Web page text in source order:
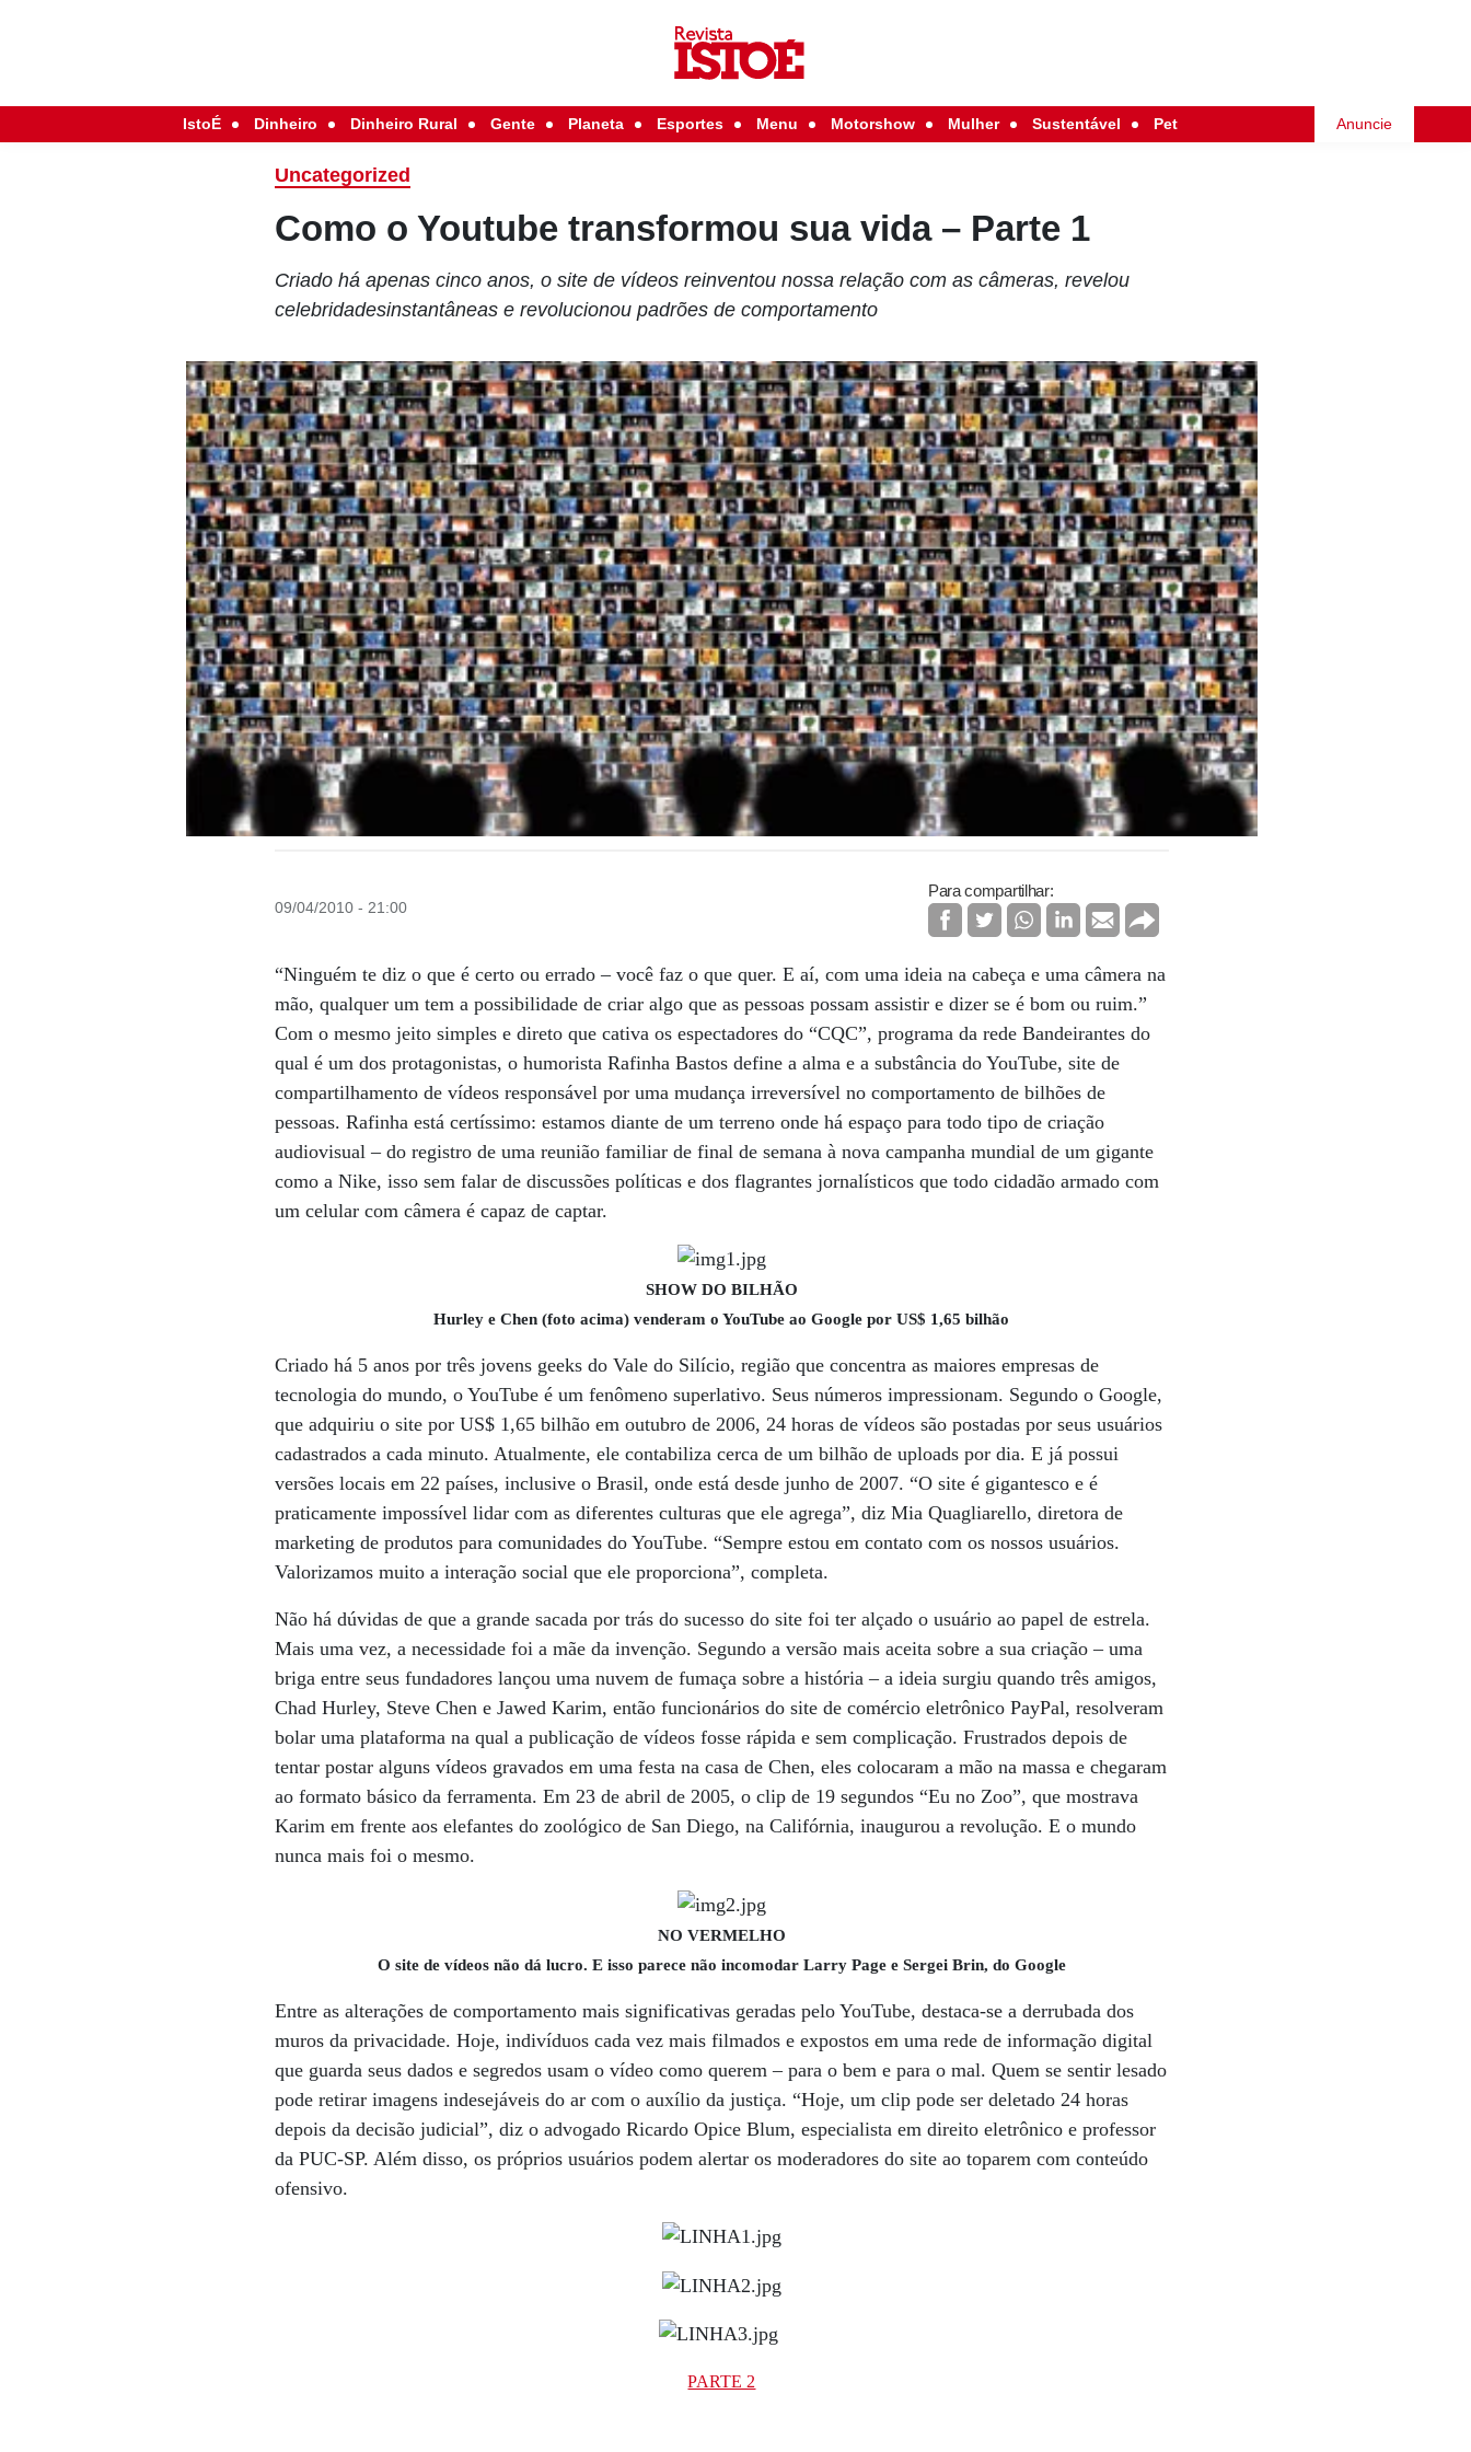
IstoÉ Dinheiro Dinheiro Rural Gente Planeta Esportes Menu Motorshow Mulher Sustentável Pet Anuncie
Uncategorized
Como o Youtube transformou sua vida – Parte 1
Criado há apenas cinco anos, o site de vídeos reinventou nossa relação com as câmeras, revelou
celebridadesinstantâneas e revolucionou padrões de comportamento
09/04/2010 - 21:00
Para compartilhar:
“Ninguém te diz o que é certo ou errado – você faz o que quer. E aí, com uma ideia na cabeça e uma câmera na
mão, qualquer um tem a possibilidade de criar algo que as pessoas possam assistir e dizer se é bom ou ruim.”
Com o mesmo jeito simples e direto que cativa os espectadores do “CQC”, programa da rede Bandeirantes do
qual é um dos protagonistas, o humorista Rafinha Bastos define a alma e a substância do YouTube, site de
compartilhamento de vídeos responsável por uma mudança irreversível no comportamento de bilhões de
pessoas. Rafinha está certíssimo: estamos diante de um terreno onde há espaço para todo tipo de criação
audiovisual – do registro de uma reunião familiar de final de semana à nova campanha mundial de um gigante
como a Nike, isso sem falar de discussões políticas e dos flagrantes jornalísticos que todo cidadão armado com
um celular com câmera é capaz de captar.
SHOW DO BILHÃO
Hurley e Chen (foto acima) venderam o YouTube ao Google por US$ 1,65 bilhão
Criado há 5 anos por três jovens geeks do Vale do Silício, região que concentra as maiores empresas de
tecnologia do mundo, o YouTube é um fenômeno superlativo. Seus números impressionam. Segundo o Google,
que adquiriu o site por US$ 1,65 bilhão em outubro de 2006, 24 horas de vídeos são postadas por seus usuários
cadastrados a cada minuto. Atualmente, ele contabiliza cerca de um bilhão de uploads por dia. E já possui
versões locais em 22 países, inclusive o Brasil, onde está desde junho de 2007. “O site é gigantesco e é
praticamente impossível lidar com as diferentes culturas que ele agrega”, diz Mia Quagliarello, diretora de
marketing de produtos para comunidades do YouTube. “Sempre estou em contato com os nossos usuários.
Valorizamos muito a interação social que ele proporciona”, completa.
Não há dúvidas de que a grande sacada por trás do sucesso do site foi ter alçado o usuário ao papel de estrela.
Mais uma vez, a necessidade foi a mãe da invenção. Segundo a versão mais aceita sobre a sua criação – uma
briga entre seus fundadores lançou uma nuvem de fumaça sobre a história – a ideia surgiu quando três amigos,
Chad Hurley, Steve Chen e Jawed Karim, então funcionários do site de comércio eletrônico PayPal, resolveram
bolar uma plataforma na qual a publicação de vídeos fosse rápida e sem complicação. Frustrados depois de
tentar postar alguns vídeos gravados em uma festa na casa de Chen, eles colocaram a mão na massa e chegaram
ao formato básico da ferramenta. Em 23 de abril de 2005, o clip de 19 segundos “Eu no Zoo”, que mostrava
Karim em frente aos elefantes do zoológico de San Diego, na Califórnia, inaugurou a revolução. E o mundo
nunca mais foi o mesmo.
NO VERMELHO
O site de vídeos não dá lucro. E isso parece não incomodar Larry Page e Sergei Brin, do Google
Entre as alterações de comportamento mais significativas geradas pelo YouTube, destaca-se a derrubada dos
muros da privacidade. Hoje, indivíduos cada vez mais filmados e expostos em uma rede de informação digital
que guarda seus dados e segredos usam o vídeo como querem – para o bem e para o mal. Quem se sentir lesado
pode retirar imagens indesejáveis do ar com o auxílio da justiça. “Hoje, um clip pode ser deletado 24 horas
depois da decisão judicial”, diz o advogado Ricardo Opice Blum, especialista em direito eletrônico e professor
da PUC-SP. Além disso, os próprios usuários podem alertar os moderadores do site ao toparem com conteúdo
ofensivo.
PARTE 2